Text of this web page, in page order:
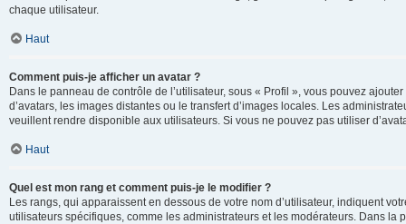
chaque utilisateur.
Haut
Comment puis-je afficher un avatar ?
Dans le panneau de contrôle de l’utilisateur, sous « Profil », vous pouvez
d’avatars, les images distantes ou le transfert d’images locales. Les
veuillent rendre disponible aux utilisateurs. Si vous ne pouvez pas utiliser
Haut
Quel est mon rang et comment puis-je le modifier ?
Les rangs, qui apparaissent en dessous de votre nom d’utilisateur, indiquent
utilisateurs spécifiques, comme les administrateurs et les modérateurs. Dans